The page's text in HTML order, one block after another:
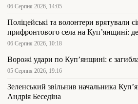
06 Серпня 2026, 14:05
Поліцейські та волонтери врятували
прифронтового села на Куп’янщині:
06 Серпня 2026, 10:18
Ворожі удари по Куп’янщині: є
05 Серпня 2026, 19:16
Зеленський звільнив начальника
Андрія Беседіна